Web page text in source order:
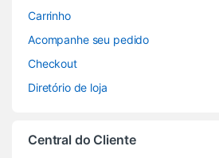
Carrinho
Acompanhe seu pedido
Checkout
Diretório de loja
Central do Cliente